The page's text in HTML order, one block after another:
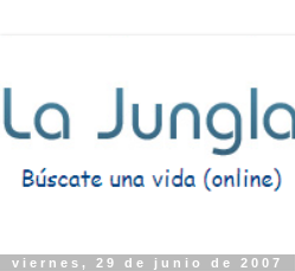
viernes, 29 de junio de 2007